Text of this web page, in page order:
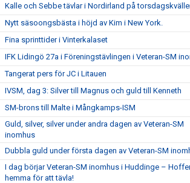
Kalle och Sebbe tävlar i Nordirland på
Nytt säsoongsbästa i höjd av Kim i New York.
Fina sprinttider i Vinterkalaset
IFK Lidingö 27a i Föreningstävlingen i Veteran-SM
Tangerat pers för JC i Litauen
IVSM, dag 3: Silver till Magnus och guld till Kenneth
SM-brons till Malte i Mångkamps-ISM
Guld, silver, silver under andra dagen av Veteran-SM
inomhus
Dubbla guld under första dagen av Veteran-SM
I dag börjar Veteran-SM inomhus i Huddinge –
hemma för att tävla!